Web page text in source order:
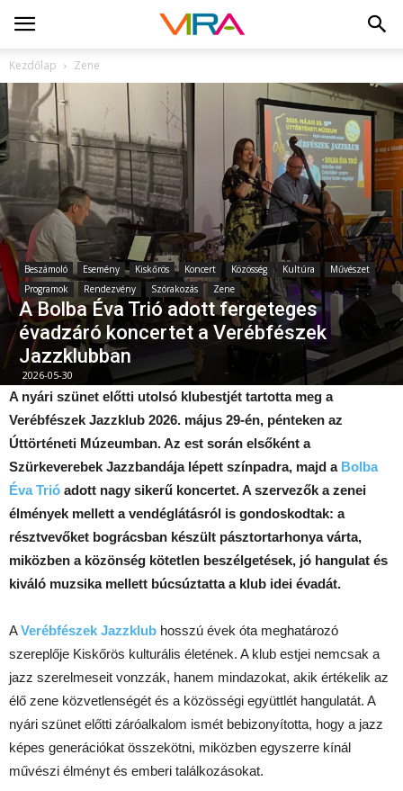
Kezdőlap Zene
Beszámoló Esemény Kiskőrös Koncert Közösség Kultúra
Művészet
Programok
Rendezvény Szórakozás Zene
A Bolba Éva Trió adott fergeteges
évadzáró koncertet a Verébfészek
Jazzklubban
2026-05-30
A nyári szünet előtti utolsó klubestjét tartotta meg a
Verébfészek Jazzklub 2026. május 29-én, pénteken az
Úttörténeti Múzeumban. Az est során elsőként a
Szürkeverebek Jazzbandája lépett színpadra, majd a Bolba
Éva Trió adott nagy sikerű koncertet. A szervezők a zenei
élmények mellett a vendéglátásról is gondoskodtak: a
résztvevőket bográcsban készült pásztortarhonya várta,
miközben a közönség kötetlen beszélgetések, jó hangulat és
kiváló muzsika mellett búcsúztatta a klub idei évadát.
AVerébfészek Jazzklub hosszú évek óta meghatározó
szereplője Kiskőrös kulturális életének. A klub estjei nemcsak a
jazz szerelmeseit vonzzák, hanem mindazokat, akik értékelik az
élő zene közvetlenségét és a közösségi együttlét hangulatát. A
nyári szünet előtti záróalkalom ismét bebizonyította, hogy a jazz
képes generációkat összekötni, miközben egyszerre kínál
művészi élményt és emberi találkozásokat.